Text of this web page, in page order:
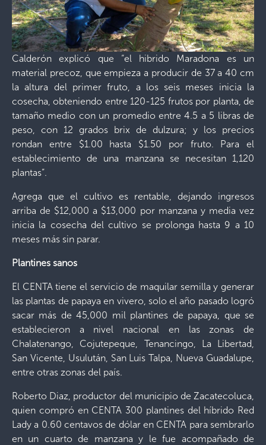
Calderón explicó que “el hibrido Maradona es un
material precoz, que empieza a producir de 37 a 40 cm
la altura del primer fruto, a los seis meses inicia la
cosecha, obteniendo entre 120-125 frutos por planta, de
tamaño medio con un promedio entre 4.5 a 5 libras de
peso, con 12 grados brix de dulzura; y los precios
rondan entre $1.00 hasta $1.50 por fruto. Para el
establecimiento de una manzana se necesitan 1,120
plantas”.
Agrega que el cultivo es rentable, dejando ingresos
arriba de $12,000 a $13,000 por manzana y media vez
inicia la cosecha del cultivo se prolonga hasta 9 a 10
meses más sin parar.
Plantines sanos
El CENTA tiene el servicio de maquilar semilla y generar
las plantas de papaya en vivero, solo el año pasado logró
sacar más de 45,000 mil plantines de papaya, que se
establecieron a nivel nacional en las zonas de
Chalatenango, Cojutepeque, Tenancingo, La Libertad,
San Vicente, Usulután, San Luis Talpa, Nueva Guadalupe,
entre otras zonas del país.
Roberto Diaz, productor del municipio de Zacatecoluca,
quien compró en CENTA 300 plantines del híbrido Red
Lady a 0.60 centavos de dólar en CENTA para sembrarlo
en un cuarto de manzana y le fue acompañado de